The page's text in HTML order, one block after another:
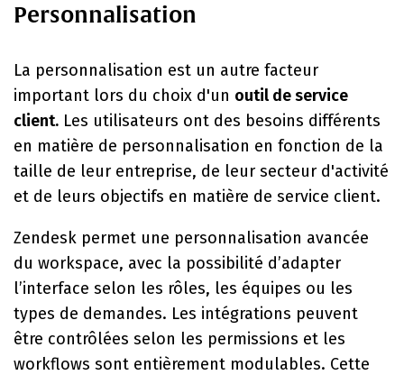
Personnalisation
La personnalisation est un autre facteur
important lors du choix d'un outil de service
client. Les utilisateurs ont des besoins différents
en matière de personnalisation en fonction de la
taille de leur entreprise, de leur secteur d'activité
et de leurs objectifs en matière de service client.
Zendesk permet une personnalisation avancée
du workspace, avec la possibilité d’adapter
l’interface selon les rôles, les équipes ou les
types de demandes. Les intégrations peuvent
être contrôlées selon les permissions et les
workflows sont entièrement modulables. Cette